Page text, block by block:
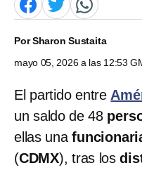
PorSharon Sustaita
mayo 05, 2026 a las 12:53
El partido entre
un saldo de 48
ellas una
(CDMX), tras los